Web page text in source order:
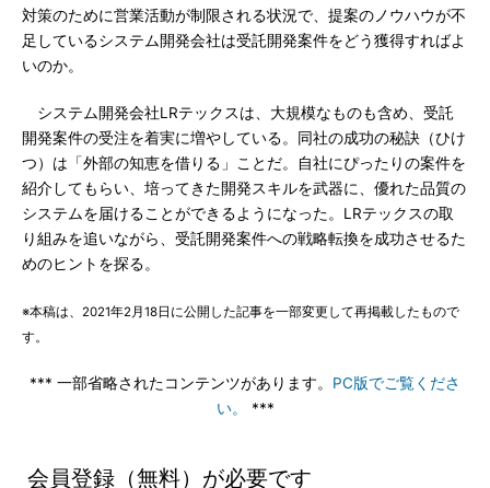
対策のために営業活動が制限される状況で、提案のノウハウが不
足しているシステム開発会社は受託開発案件をどう獲得すればよ
いのか。
システム開発会社LRテックスは、大規模なものも含め、受託
開発案件の受注を着実に増やしている。同社の成功の秘訣（ひけ
つ）は「外部の知恵を借りる」ことだ。自社にぴったりの案件を
紹介してもらい、培ってきた開発スキルを武器に、優れた品質の
システムを届けることができるようになった。LRテックスの取
り組みを追いながら、受託開発案件への戦略転換を成功させるた
めのヒントを探る。
※本稿は、2021年2月18日に公開した記事を一部変更して再掲載したもので
す。
*** 一部省略されたコンテンツがあります。 PC版でご覧くださ
い。
***
会員登録（無料）が必要です